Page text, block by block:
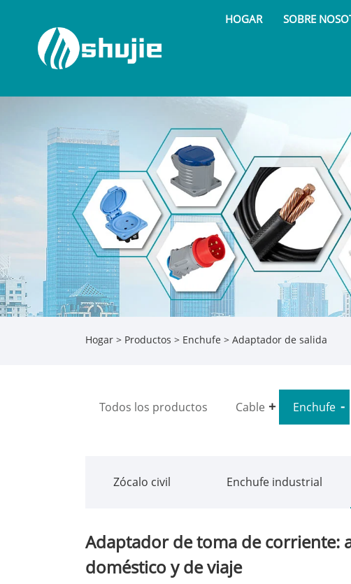
HOGAR SOBRE
Hogar > Productos > Enchufe > Adaptador de salida
Todos los productos Cable Enchufe
Zócalo civil Enchufe industrial
Adaptador de toma de corriente:
doméstico y de viaje